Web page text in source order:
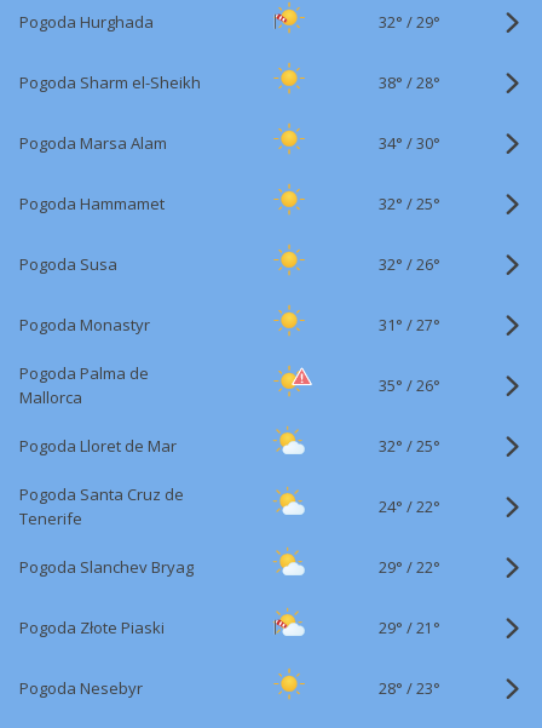
Pogoda Hurghada 32° /29°
Pogoda Sharm el-Sheikh 38° /28°
Pogoda Marsa Alam 34° /30°
Pogoda Hammamet 32° /25°
Pogoda Susa 32° /26°
Pogoda Monastyr 31° /27°
Pogoda Palma de
Mallorca
35° /26°
Pogoda Lloret de Mar 32° /25°
Pogoda Santa Cruz de
Tenerife
24° /22°
Pogoda Slanchev Bryag 29° /22°
Pogoda Złote Piaski 29° /21°
Pogoda Nesebyr 28° /23°